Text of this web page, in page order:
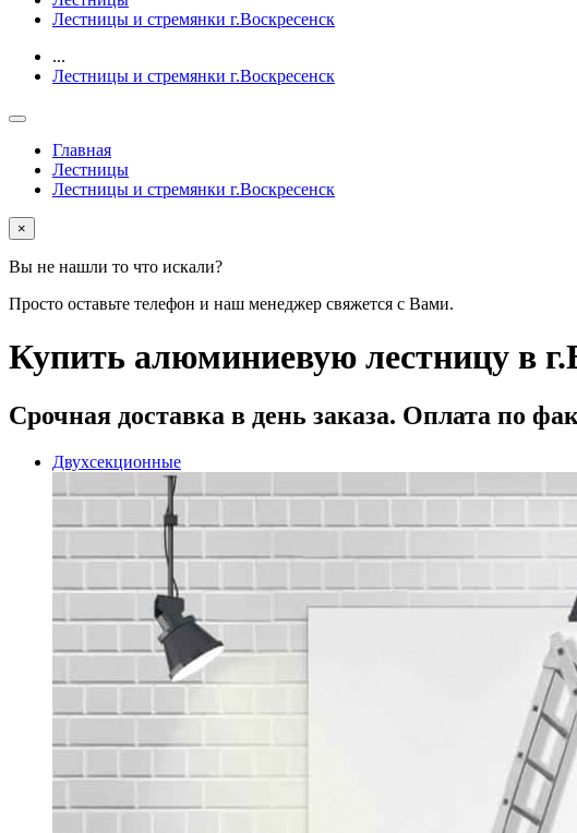
Лестницы и стремянки г.Воскресенск
...
Лестницы и стремянки г.Воскресенск
Главная
Лестницы
Лестницы и стремянки г.Воскресенск
×
Вы не нашли то что искали?
Просто оставьте телефон и наш менеджер свяжется с Вами.
Купить алюминиевую лестницу в
Срочная доставка в день заказа. Оплата по
Двухсекционные